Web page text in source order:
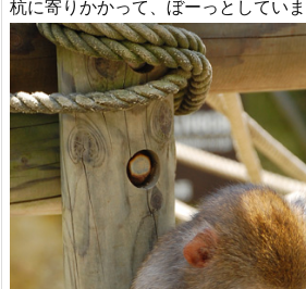
杭に寄りかかって、ぼーっとしていま